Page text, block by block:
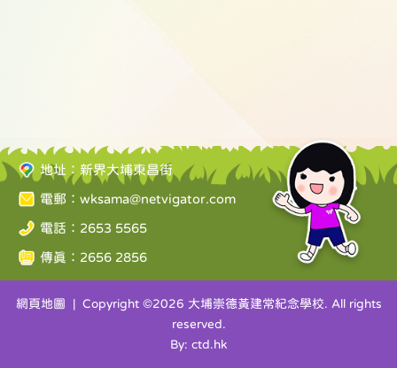
地址：新界大埔東昌街
電郵： wksama@netvigator.com
電話：2653 5565
傳真：2656 2856
網頁地圖 | Copyright ©2026 大埔崇德黃建常紀念學校. All rights
reserved.
By: ctd.hk